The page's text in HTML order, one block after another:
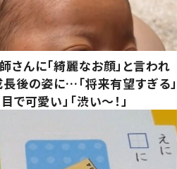
さんに「綺麗なお顔」と言われ
後の姿に…「将来有望すぎる」
で可愛い」「渋い～！」